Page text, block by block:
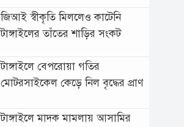
জিআই স্বীকৃতি মিললেও কাটেনি
টাঙ্গাইলের তাঁতের শাড়ির সংকট
টাঙ্গাইলে বেপরোয়া গতির
মোটরসাইকেল কেড়ে নিল বৃদ্ধের প্রাণ
টাঙ্গাইলে মাদক মামলায় আসামির